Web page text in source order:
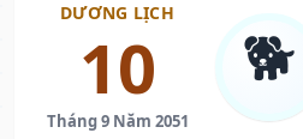
DƯƠNG LỊCH
10
Tháng 9 Năm 2051
🐕